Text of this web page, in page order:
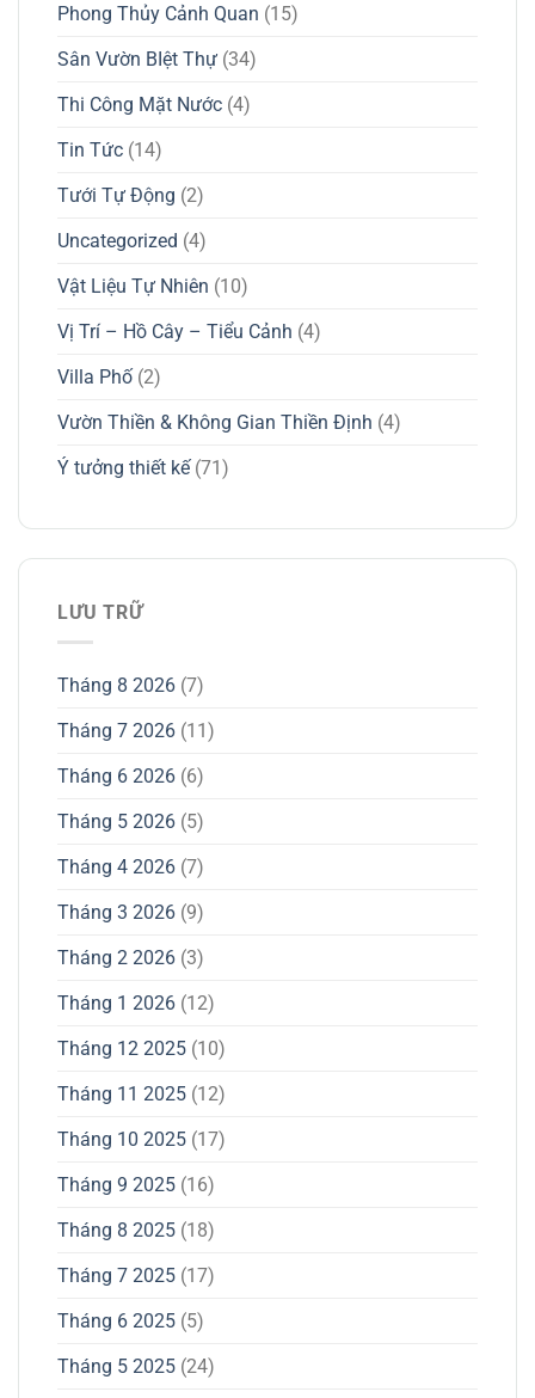
Phong Thủy Cảnh Quan (15)
Sân Vườn BIệt Thự (34)
Thi Công Mặt Nước (4)
Tin Tức (14)
Tưới Tự Động (2)
Uncategorized (4)
Vật Liệu Tự Nhiên (10)
Vị Trí – Hồ Cây – Tiểu Cảnh (4)
Villa Phố(2)
Vườn Thiền & Không Gian Thiền Định (4)
Ý tưởng thiết kế(71)
LƯU TRỮ
Tháng 8 2026 (7)
Tháng 7 2026 (11)
Tháng 6 2026 (6)
Tháng 5 2026 (5)
Tháng 4 2026 (7)
Tháng 3 2026 (9)
Tháng 2 2026 (3)
Tháng 1 2026 (12)
Tháng 12 2025 (10)
Tháng 11 2025 (12)
Tháng 10 2025 (17)
Tháng 9 2025 (16)
Tháng 8 2025 (18)
Tháng 7 2025 (17)
Tháng 6 2025 (5)
Tháng 5 2025 (24)